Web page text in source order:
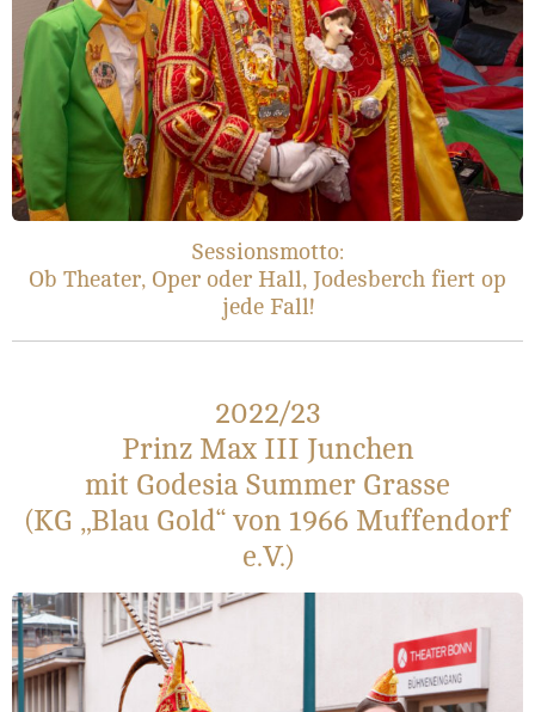
Sessionsmotto:
Ob Theater, Oper oder Hall, Jodesberch fiert op
jede Fall!
2022/23
Prinz Max III Junchen
mit Godesia Summer Grasse
(KG „Blau Gold“ von 1966 Muffendorf
e.V.)